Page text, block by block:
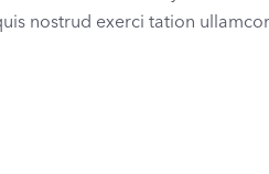
nostrud exerci tation